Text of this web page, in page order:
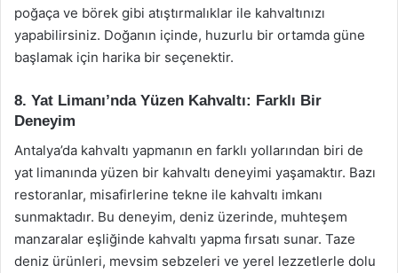
poğaça ve börek gibi atıştırmalıklar ile kahvaltınızı
yapabilirsiniz. Doğanın içinde, huzurlu bir ortamda güne
başlamak için harika bir seçenektir.
8. Yat Limanı’nda Yüzen Kahvaltı: Farklı Bir
Deneyim
Antalya’da kahvaltı yapmanın en farklı yollarından biri de
yat limanında yüzen bir kahvaltı deneyimi yaşamaktır. Bazı
restoranlar, misafirlerine tekne ile kahvaltı imkanı
sunmaktadır. Bu deneyim, deniz üzerinde, muhteşem
manzaralar eşliğinde kahvaltı yapma fırsatı sunar. Taze
deniz ürünleri, mevsim sebzeleri ve yerel lezzetlerle dolu